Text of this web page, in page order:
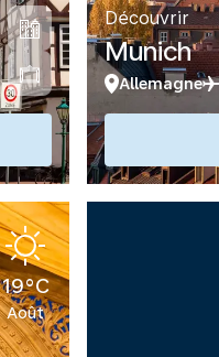
Découvrir
Munich
Allemagne
19°C
Août